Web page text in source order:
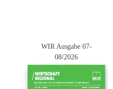
WIR Ausgabe 07-
08/2026